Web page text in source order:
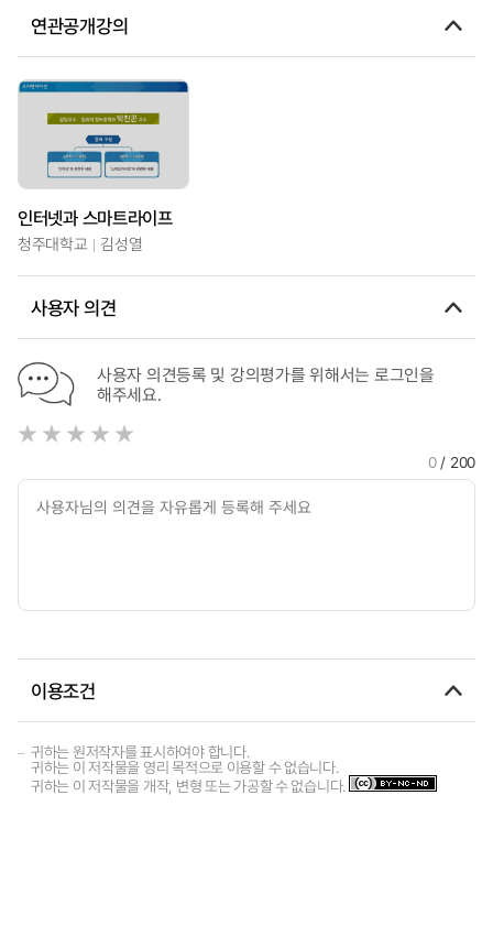
연관공개강의
인터넷과 스마트라이프
청주대학교 김성열
사용자 의견
사용자 의견등록 및 강의평가를 위해서는 로그인을
해주세요.
0/ 200
이용조건
귀하는 원저작자를 표시하여야 합니다.
귀하는 이 저작물을 영리 목적으로 이용할 수 없습니다.
귀하는 이 저작물을 개작, 변형 또는 가공할 수 없습니다.